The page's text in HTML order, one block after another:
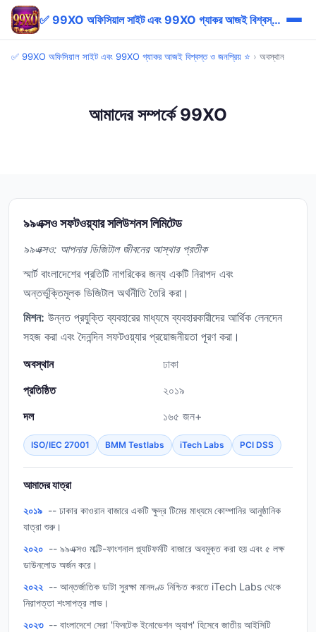
✅ 99XO অফিসিয়াল সাইট এবং 99XO গ্যাকর আজই বিশ্বস্ত ও জনপ্রিয় ⭐
✅ 99XO অফিসিয়াল সাইট এবং 99XO গ্যাকর আজই বিশ্বস্ত ও জনপ্রিয় ⭐ › অবস্থান
আমাদের সম্পর্কে 99XO
৯৯এক্সও সফটওয়্যার সলিউশনস লিমিটেড
৯৯এক্সও: আপনার ডিজিটাল জীবনের আস্থার প্রতীক
স্মার্ট বাংলাদেশের প্রতিটি নাগরিকের জন্য একটি নিরাপদ এবং
অন্তর্ভুক্তিমূলক ডিজিটাল অর্থনীতি তৈরি করা।
মিশন: উন্নত প্রযুক্তি ব্যবহারের মাধ্যমে ব্যবহারকারীদের আর্থিক লেনদেন
সহজ করা এবং দৈনন্দিন সফটওয়্যার প্রয়োজনীয়তা পূরণ করা।
অবস্থান
ঢাকা
প্রতিষ্ঠিত
২০১৯
দল
১৬৫ জন+
ISO/IEC 27001 BMM Testlabs iTech Labs PCI DSS
আমাদের যাত্রা
২০১৯ -- ঢাকার কাওরান বাজারে একটি ক্ষুদ্র টিমের মাধ্যমে কোম্পানির আনুষ্ঠানিক
যাত্রা শুরু।
২০২০ -- ৯৯এক্সও মাল্টি-ফাংশনাল প্ল্যাটফর্মটি বাজারে অবমুক্ত করা হয় এবং ৫ লক্ষ
ডাউনলোড অর্জন করে।
২০২২ -- আন্তর্জাতিক ডাটা সুরক্ষা মানদণ্ড নিশ্চিত করতে iTech Labs থেকে
নিরাপত্তা শংসাপত্র লাভ।
২০২৩ -- বাংলাদেশে সেরা 'ফিনটেক ইনোভেশন অ্যাপ' হিসেবে জাতীয় আইসিটি